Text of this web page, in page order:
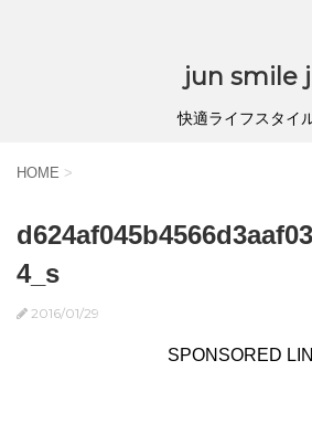
jun smile j
快適ライフスタイ
HOME >
4_s
2016/01/29
SPONSORED